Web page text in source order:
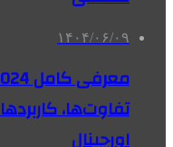
۱۴۰۴/۰۶/۰۹
تفاوت‌ها،
اورجینال